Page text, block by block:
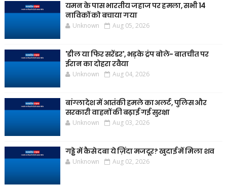
यमन के पास भारतीय जहाज पर हमला, सभी 14
नाविकों को बचाया गया
Unknown Aug 05, 2026
'डील या फिर सरेंडर', भड़के ट्रंप बोले- बातचीत पर
ईरान का दोहरा रवैया
Unknown Aug 04, 2026
बांग्लादेश में आतंकी हमले का अलर्ट, पुलिस और
सरकारी वाहनों की बढ़ाई गई सुरक्षा
Unknown Aug 03, 2026
गड्ढे में कैसे दबा ये ज़िंदा मजदूर? खुदाई में मिला शव
Unknown Aug 02, 2026